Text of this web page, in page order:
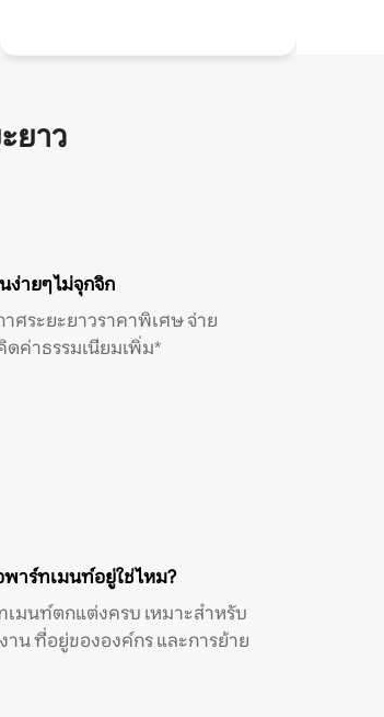
ยาว
ง่ายๆ ไม่จุกจิก
ศระยะยาวราคาพิเศษ จ่าย
ดค่าธรรมเนียมเพิ่ม*
พาร์ทเมนท์อยู่ใช่ไหม?
เมนท์ตกแต่งครบ เหมาะสำหรับ
าน ที่อยู่ขององค์กร และการย้าย